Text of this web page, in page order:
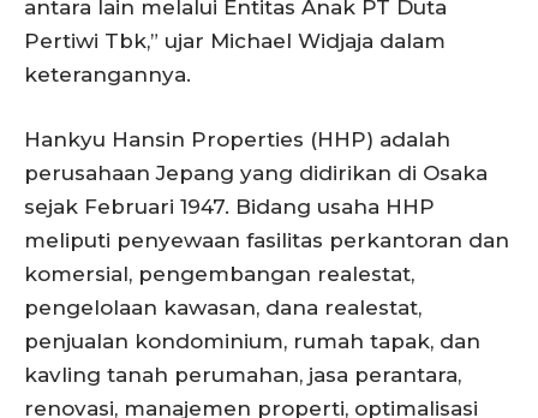
antara lain melalui Entitas Anak PT Duta
Pertiwi Tbk,” ujar Michael Widjaja dalam
keterangannya.
Hankyu Hansin Properties (HHP) adalah
perusahaan Jepang yang didirikan di Osaka
sejak Februari 1947. Bidang usaha HHP
meliputi penyewaan fasilitas perkantoran dan
komersial, pengembangan realestat,
pengelolaan kawasan, dana realestat,
penjualan kondominium, rumah tapak, dan
kavling tanah perumahan, jasa perantara,
renovasi, manajemen properti, optimalisasi